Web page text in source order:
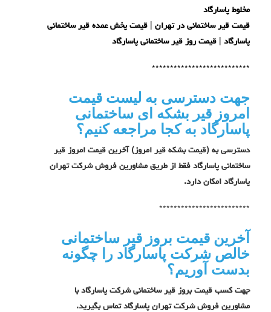
مخلوط پاسارگاد
قیمت قیر ساختمانی در تهران | قیمت پخش عمده قیر ساختمانی
پاسارگاد | قیمت روز قیر ساختمانی پاسارگاد
***************************
جهت دسترسی به لیست قیمت
امروز قیر بشکه ای ساختمانی
پاسارگاد به کجا مراجعه کنیم؟
دسترسی به (قیمت بشکه قیر امروز) آخرین قیمت امروز قیر
ساختمانی پاسارگاد فقط از طریق مشاورین فروش شرکت تهران
پاسارگاد امکان دارد.
*************************
آخرین قیمت بروز قیر ساختمانی
خالص شرکت پاسارگاد را چگونه
بدست آوریم؟
جهت کسب قیمت بروز قیر ساختمانی شرکت پاسارگاد با
مشاورین فروش شرکت تهران پاسارگاد تماس بگیرید.